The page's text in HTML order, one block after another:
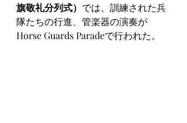
旗敬礼分列式） では、訓練された兵
隊たちの行進、管楽器の演奏が
Horse Guards Paradeで行われた。